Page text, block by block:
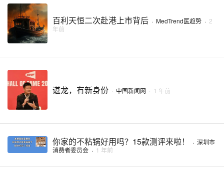
百利天恒二次赴港上市背后 · MedTrend医趋势 · 2
年前
谌龙，有新身份 · 中国新闻网 · 1 年前
你家的不粘锅好用吗？15款测评来啦！ · 深圳市
消费者委员会 · 1 年前